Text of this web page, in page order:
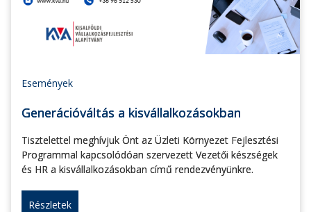
Események
Generációváltás a kisvállalkozásokban
Tisztelettel meghívjuk Önt az Üzleti Környezet Fejlesztési
Programmal kapcsolódóan szervezett Vezetői készségek
és HR a kisvállalkozásokban című rendezvényünkre.
Részletek